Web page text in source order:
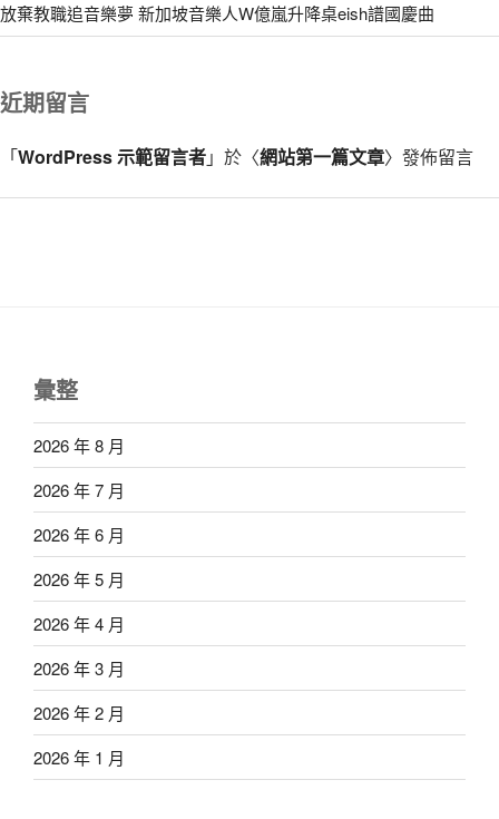
放棄教職追音樂夢 新加坡音樂人W億嵐升降桌eish譜國慶曲
近期留言
「WordPress 示範留言者」於〈網站第一篇文章〉發佈留言
彙整
2026 年 8 月
2026 年 7 月
2026 年 6 月
2026 年 5 月
2026 年 4 月
2026 年 3 月
2026 年 2 月
2026 年 1 月